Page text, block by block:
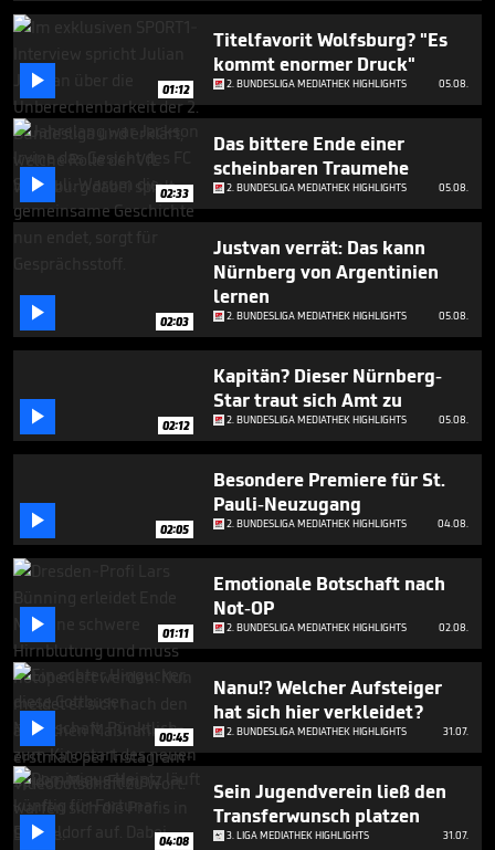
1
minute,
seconds
 01:12
Titelfavorit Wolfsburg? "Es
kommt enormer Druck"
2. BUNDESLIGA MEDIATHEK HIGHLIGHTS 05.08.
 02:33
Das bittere Ende einer
scheinbaren Traumehe
2. BUNDESLIGA MEDIATHEK HIGHLIGHTS 05.08.
 02:03
Justvan verrät: Das kann
Nürnberg von Argentinien
lernen
2. BUNDESLIGA MEDIATHEK HIGHLIGHTS 05.08.
 02:12
Kapitän? Dieser Nürnberg-
Star traut sich Amt zu
2. BUNDESLIGA MEDIATHEK HIGHLIGHTS 05.08.
 02:05
Besondere Premiere für St.
Pauli-Neuzugang
2. BUNDESLIGA MEDIATHEK HIGHLIGHTS 04.08.
 01:11
Emotionale Botschaft nach
Not-OP
2. BUNDESLIGA MEDIATHEK HIGHLIGHTS 02.08.
 00:45
Nanu!? Welcher Aufsteiger
hat sich hier verkleidet?
2. BUNDESLIGA MEDIATHEK HIGHLIGHTS 31.07.
 04:08
Sein Jugendverein ließ den
Transferwunsch platzen
3. LIGA MEDIATHEK HIGHLIGHTS 31.07.